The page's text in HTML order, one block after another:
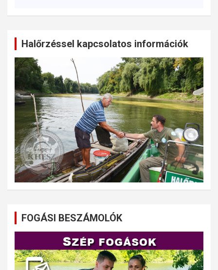
Halőrzéssel kapcsolatos információk
FOGÁSI BESZÁMOLÓK